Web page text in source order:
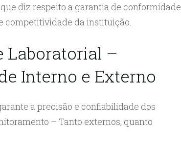
diz respeito a garantia de conformidade
competitividade da instituição.
Laboratorial –
Interno e Externo
a precisão e confiabilidade dos
– Tanto externos, quanto